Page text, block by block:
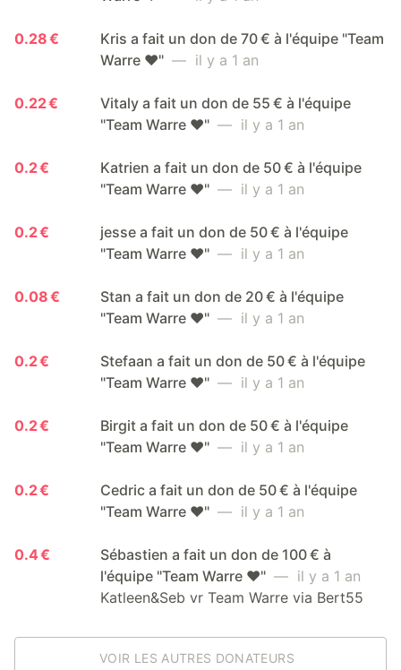
0.28 €
Kris a fait un don de 70 € à l'équipe "Team
Warre ❤️" — il y a 1 an
0.22 €
Vitaly a fait un don de 55 € à l'équipe
"Team Warre ❤️" — il y a 1 an
0.2 €
Katrien a fait un don de 50 € à l'équipe
"Team Warre ❤️" — il y a 1 an
0.2 €
jesse a fait un don de 50 € à l'équipe
"Team Warre ❤️" — il y a 1 an
0.08 €
Stan a fait un don de 20 € à l'équipe
"Team Warre ❤️" — il y a 1 an
0.2 €
Stefaan a fait un don de 50 € à l'équipe
"Team Warre ❤️" — il y a 1 an
0.2 €
Birgit a fait un don de 50 € à l'équipe
"Team Warre ❤️" — il y a 1 an
0.2 €
Cedric a fait un don de 50 € à l'équipe
"Team Warre ❤️" — il y a 1 an
0.4 €
Sébastien a fait un don de 100 € à
l'équipe "Team Warre ❤️" — il y a 1 an
Katleen&Seb vr Team Warre via Bert55
VOIR LES AUTRES DONATEURS